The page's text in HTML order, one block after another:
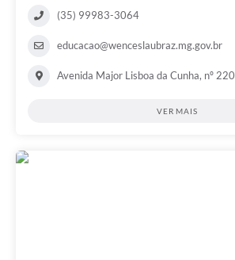
(35) 99983-3064
educacao@wenceslaubraz.mg.gov.br
Avenida Major Lisboa da Cunha, nº 220
VER MAIS